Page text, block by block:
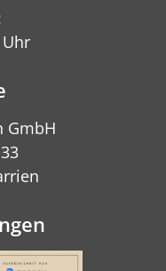
Uhr
GmbH